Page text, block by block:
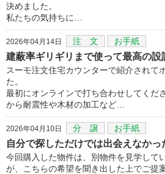
決めました。
私たちの気持ちに…
2026年04月14日 注 文 お手紙
建蔽率ギリギリまで使って最高の設
スーモ注文住宅カウンターで紹介されて
た。
最初にオンラインで打ち合わせしてくだ
から耐震性や木材の加工など…
2026年04月10日 分 譲 お手紙
自分で探しただけでは出会えなかっ
今回購入した物件は、別物件を見学して
が、こちらの希望を聞き出した上でご提